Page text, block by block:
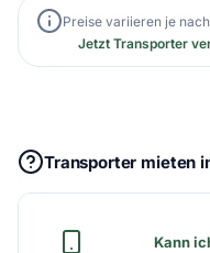
Preise variieren je
Jetzt Transporter
Transporter mieten
Kann